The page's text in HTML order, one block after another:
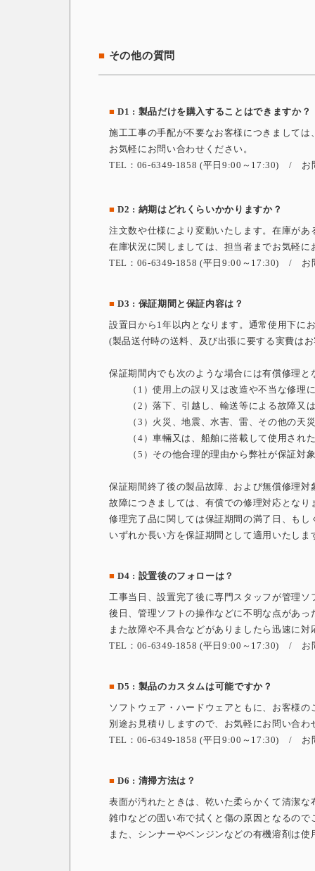
■ その他の質問
■ D1 : 製品だけを購入することはできますか？
施工工事の手配が不要なお客様につきまして
お気軽にお問い合わせください。
TEL：06-6349-1858 (平日9:00～17:30) / お
■ D2 : 納期はどれくらいかかりますか？
注文数や仕様により変動いたします。在庫が
在庫状況に関しましては、担当者までお気軽に
TEL：06-6349-1858 (平日9:00～17:30) / お
■ D3 : 保証期間と保証内容は？
設置日から1年以内となります。通常使用下に
(製品送付時の送料、及び出張に要する実費は
保証期間内でも次のような場合には有償修理と
（1）使用上の誤り又は改造や不当な修理
（2）落下、引越し、輸送等による故障又
（3）火災、地震、水害、雷、その他の天災
（4）車輛又は、船舶に搭載して使用され
（5）その他合理的理由から弊社が保証対
保証期間終了後の製品故障、および無償修理
故障につきましては、有償での修理対応とな
修理完了品に関しては保証期間の満了日、も
いずれか長い方を保証期間として適用いたしま
■ D4 : 設置後のフォローは？
工事当日、設置完了後に専門スタッフが管理
後日、管理ソフトの操作などに不明な点があ
また故障や不具合などがありましたら迅速に
TEL：06-6349-1858 (平日9:00～17:30) / お
■ D5 : 製品のカスタムは可能ですか？
ソフトウェア・ハードウェアともに、お客様
別途お見積りしますので、お気軽にお問い合わ
TEL：06-6349-1858 (平日9:00～17:30) / お
■ D6 : 清掃方法は？
表面が汚れたときは、乾いた柔らかくて清潔
雑巾などの固い布で拭くと傷の原因となるので
また、シンナーやベンジンなどの有機溶剤は使